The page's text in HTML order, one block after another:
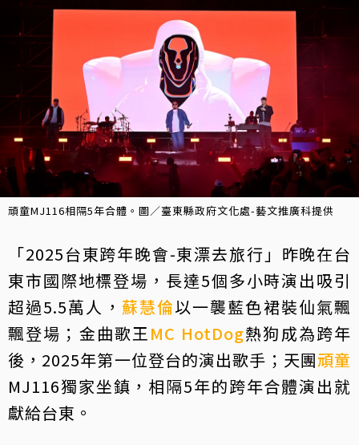
頑童MJ116相隔5年合體。圖／臺東縣政府文化處-藝文推廣科提供
「2025台東跨年晚會-東漂去旅行」昨晚在台
東市國際地標登場，長達5個多小時演出吸引
超過5.5萬人， 蘇慧倫以一襲藍色裙裝仙氣飄
飄登場；金曲歌王 MC HotDog熱狗成為跨年
後，2025年第一位登台的演出歌手；天團頑童
MJ116獨家坐鎮，相隔5年的跨年合體演出就
獻給台東。